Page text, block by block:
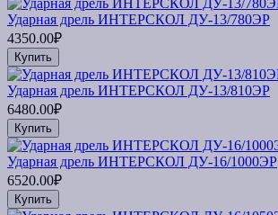
Ударная дрель ИНТЕРСКОЛ ДУ-13/780ЭР
4350.00₽
Купить
Ударная дрель ИНТЕРСКОЛ ДУ-13/810ЭР
6480.00₽
Купить
Ударная дрель ИНТЕРСКОЛ ДУ-16/1000ЭР
6520.00₽
Купить